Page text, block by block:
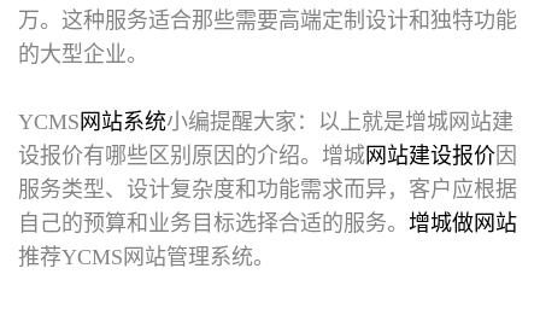
万。这种服务适合那些需要高端定制设计和独特功能
的大型企业。
YCMS 网站系统小编提醒大家：以上就是增城网站建
设报价有哪些区别原因的介绍。增城网站建设报价因
服务类型、设计复杂度和功能需求而异，客户应根据
自己的预算和业务目标选择合适的服务。 增城做网站
推荐YCMS网站管理系统。